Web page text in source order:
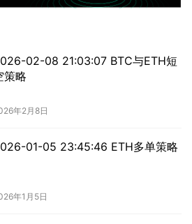
02-08 21:03:07 BTC与ETH短
策略
年2月8日
01-05 23:45:46 ETH多单策略
年1月5日